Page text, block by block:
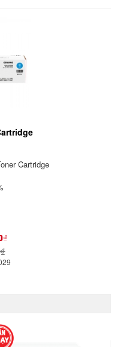
Cartridge